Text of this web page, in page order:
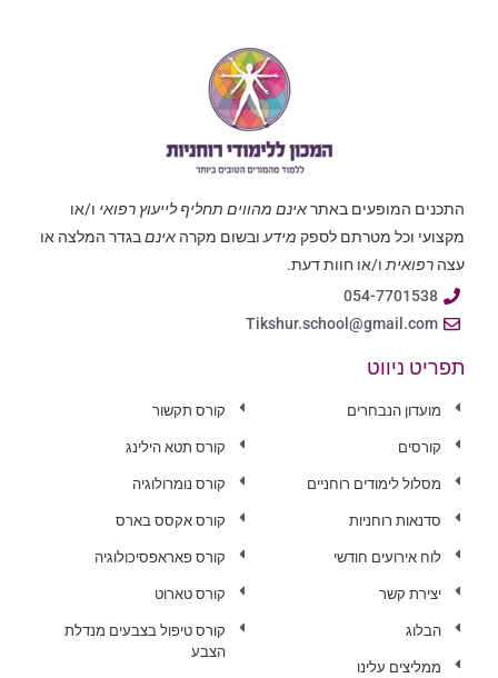
התכנים המופעים באתראינם מהווים תחליף לייעוץ רפואי ו/או
מקצועי וכל מטרתם לספק מידע ובשום מקרה אינםבגדר המלצה או
עצה רפואית ו/או חוות דעת.
054-7701538
Tikshur.school@gmail.com
תפריט ניווט
מועדון הנבחרים
קורסים
מסלול לימודים רוחניים
סדנאות רוחניות
לוח אירועים חודשי
יצירת קשר
הבלוג
ממליצים עלינו
קורס תקשור
קורס תטא הילינג
קורס נומרולוגיה
קורס אקסס בארס
קורס פאראפסיכולוגיה
קורס טארוט
קורס טיפול בצבעים מנדלת
הצבע